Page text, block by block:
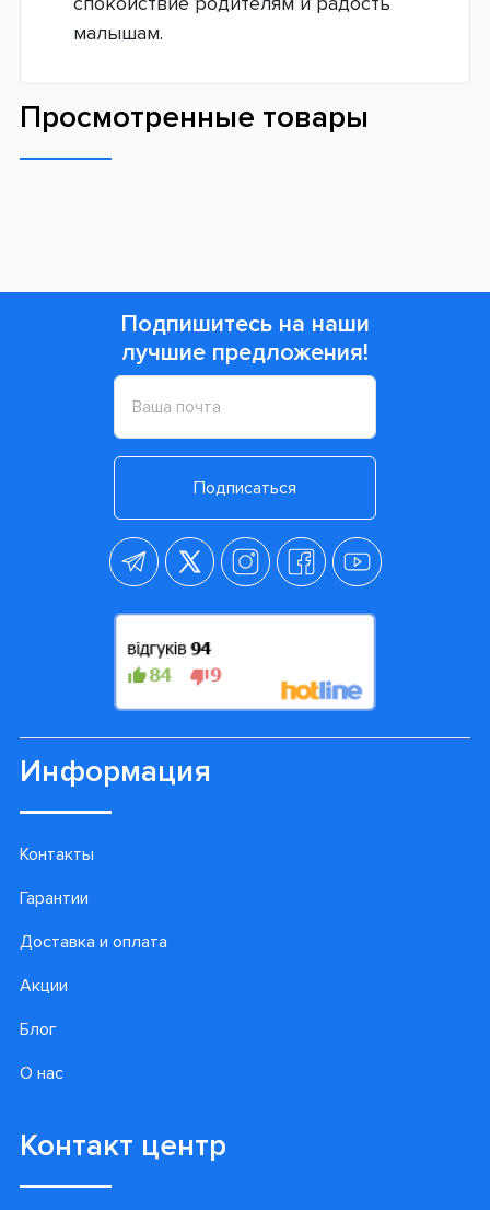
малышам.
Просмотренные товары
Подпишитесь на наши
лучшие предложения!
Подписаться
Информация
Контакты
Гарантии
Доставка и оплата
Акции
Блог
О нас
Контакт центр